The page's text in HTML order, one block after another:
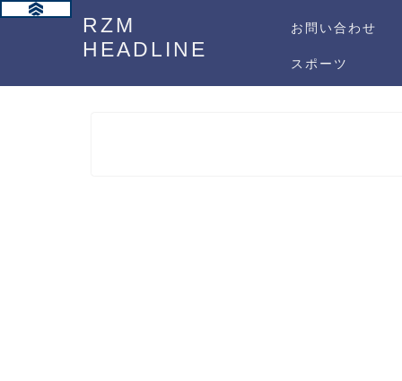
RZM
HEADLINE
お問い合わせ
スポーツ